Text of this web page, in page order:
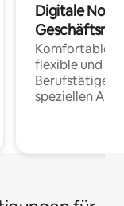
Digitale
Komfortable
flexible und
Berufstätige
speziellen